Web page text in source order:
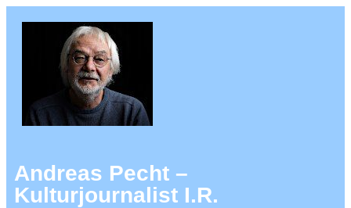
springen
Andreas Pecht –
Kulturjournalist I.R.